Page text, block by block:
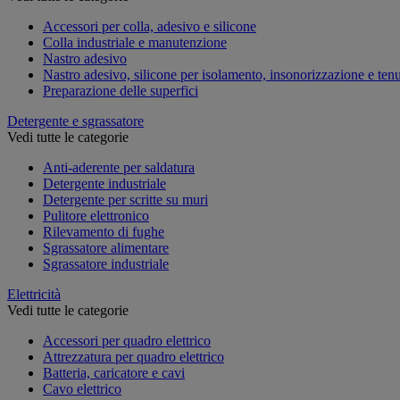
Accessori per colla, adesivo e silicone
Colla industriale e manutenzione
Nastro adesivo
Nastro adesivo, silicone per isolamento, insonorizzazione e
Preparazione delle superfici
Detergente e sgrassatore
Vedi tutte le categorie
Anti-aderente per saldatura
Detergente industriale
Detergente per scritte su muri
Pulitore elettronico
Rilevamento di fughe
Sgrassatore alimentare
Sgrassatore industriale
Elettricità
Vedi tutte le categorie
Accessori per quadro elettrico
Attrezzatura per quadro elettrico
Batteria, caricatore e cavi
Cavo elettrico